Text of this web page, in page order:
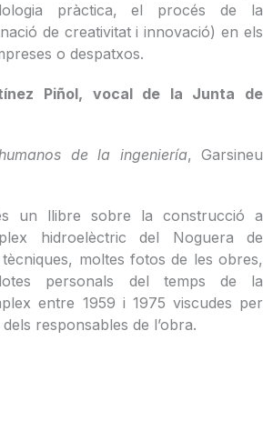
pràctica, el procés de la
de creativitat i innovació) en els
o despatxos.
Piñol, vocal de la Junta de
de la ingeniería, Garsineu
un llibre sobre la construcció a
hidroelèctric del Noguera de
moltes fotos de les obres,
personals del temps de la
entre 1959 i 1975 viscudes per
responsables de l’obra.